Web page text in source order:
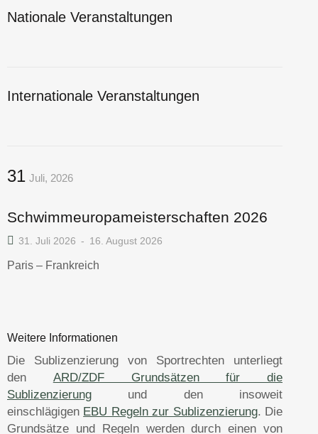
Nationale Veranstaltungen
Internationale Veranstaltungen
31 Juli, 2026
Schwimmeuropameisterschaften 2026
31. Juli 2026 - 16. August 2026
Paris – Frankreich
Weitere Informationen
Die Sublizenzierung von Sportrechten unterliegt
den ARD/ZDF Grundsätzen für die
Sublizenzierung
und den insoweit
einschlägigen EBU Regeln zur Sublizenzierung. Die
Grundsätze und Regeln werden durch einen von